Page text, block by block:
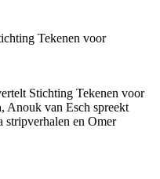
Tekenen voor
Stichting Tekenen voor
Anouk van Esch spreekt
stripverhalen en Omer